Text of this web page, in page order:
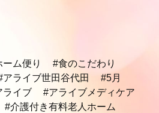
ーム便り
#食のこだわり
アライブ世田谷代田
#5月
ライブ
#アライブメディケア
#介護付き有料老人ホーム